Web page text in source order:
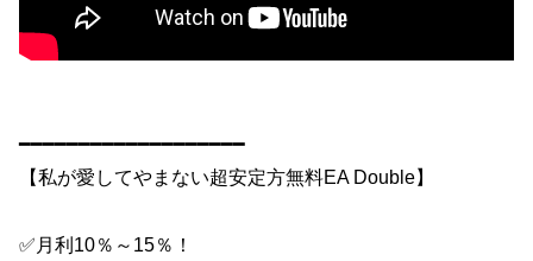
━━━━━━━━━━━━━━━━━━━
【私が愛してやまない超安定方無料EA Double】
✅月利10％～15％！